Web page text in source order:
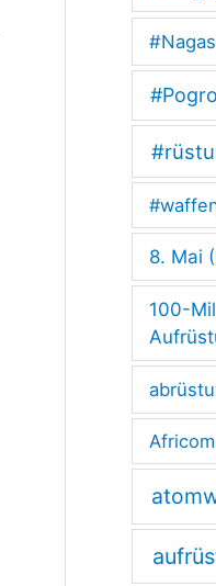
8. Mai
100-